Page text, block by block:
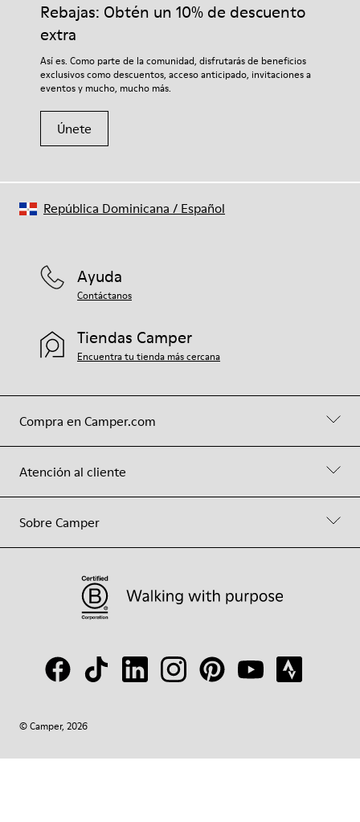
Rebajas: Obtén un 10% de descuento
extra
Así es. Como parte de la comunidad, disfrutarás de beneficios
exclusivos como descuentos, acceso anticipado, invitaciones a
eventos y mucho, mucho más.
Únete
Compra en Camper.com
Atención al cliente
Sobre Camper
Ayuda
Contáctanos
Tiendas Camper
Encuentra tu tienda más cercana
© Camper, 2026
República Dominicana / Español